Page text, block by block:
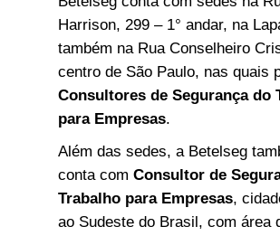
Harrison, 299 – 1° andar, na
também na Rua Conselheiro
centro de São Paulo, nas quais
Consultores de Segurança do
para Empresas.
Além das sedes, a Betelseg
conta comConsultor de
Trabalho para Empresas,
ao Sudeste do Brasil, com área